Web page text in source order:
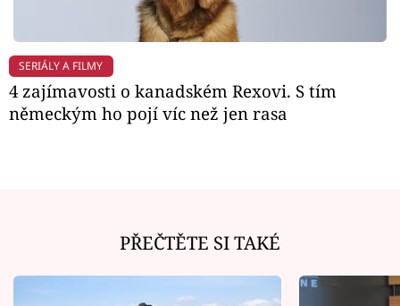
SERIÁLY A FILMY
4 zajímavosti o kanadském Rexovi. S tím
německým ho pojí víc než jen rasa
PŘEČTĚTE SI TAKÉ